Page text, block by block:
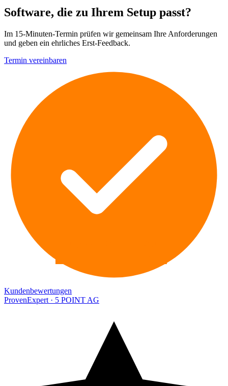
Software, die zu Ihrem Setup passt?
Im 15-Minuten-Termin prüfen wir gemeinsam Ihre Anforderungen
und geben ein ehrliches Erst-Feedback.
Termin vereinbaren
EXPERT
Kundenbewertungen
ProvenExpert · 5 POINT AG